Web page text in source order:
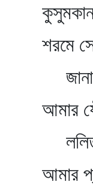
শরমে
জানাবে
আমার
ললিত
আমার